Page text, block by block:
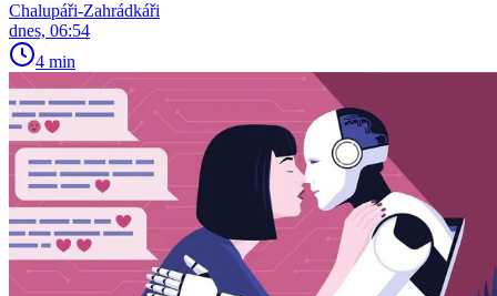
Chalupáři-Zahrádkáři
dnes, 06:54
4 min